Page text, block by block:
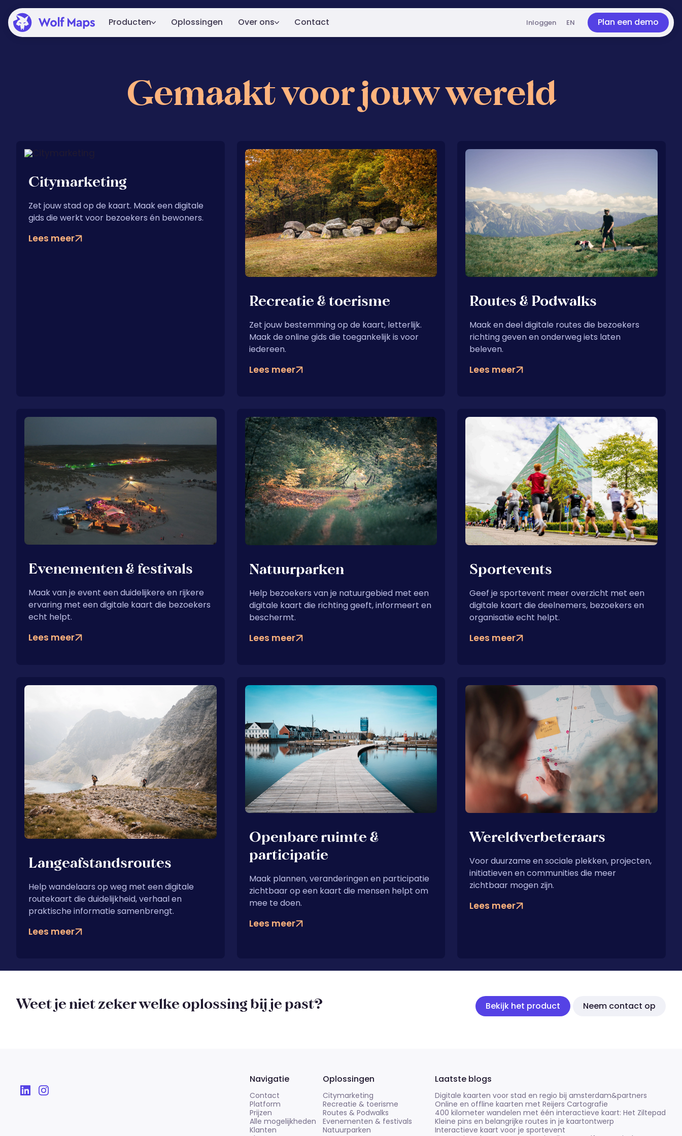
Producten
Het complete Wolf Maps-platform
voor maken, publiceren en integreren.
Embed
Oplossingen Over ons
Klanten
Blog
Contact Inloggen EN Plan een demo
Gemaakt voor jouw wereld
Citymarketing
Zet jouw stad op de kaart. Maak een digitale
gids die werkt voor bezoekers én bewoners.
Lees meer
Recreatie & toerisme
Zet jouw bestemming op de kaart, letterlijk.
Maak de online gids die toegankelijk is voor
iedereen.
Lees meer
Routes & Podwalks
Maak en deel digitale routes die bezoekers
richting geven en onderweg iets laten
beleven.
Lees meer
Evenementen & festivals
Maak van je event een duidelijkere en rijkere
ervaring met een digitale kaart die bezoekers
echt helpt.
Lees meer
Natuurparken
Help bezoekers van je natuurgebied met een
digitale kaart die richting geeft, informeert en
beschermt.
Lees meer
Sportevents
Geef je sportevent meer overzicht met een
digitale kaart die deelnemers, bezoekers en
organisatie echt helpt.
Lees meer
Langeafstandsroutes
Help wandelaars op weg met een digitale
routekaart die duidelijkheid, verhaal en
praktische informatie samenbrengt.
Lees meer
Openbare ruimte &
participatie
Maak plannen, veranderingen en participatie
zichtbaar op een kaart die mensen helpt om
mee te doen.
Lees meer
Wereldverbeteraars
Voor duurzame en sociale plekken, projecten,
initiatieven en communities die meer
zichtbaar mogen zijn.
Lees meer
Weet je niet zeker welke oplossing bij je past? Bekijk het product Neem contact op
Navigatie
Contact
Platform
Prijzen
Alle mogelijkheden
Klanten
Oplossingen
Citymarketing
Recreatie & toerisme
Routes & Podwalks
Evenementen & festivals
Natuurparken
Laatste blogs
Digitale kaarten voor stad en regio bij amsterdam&partners
Online en offline kaarten met Reijers Cartografie
400 kilometer wandelen met één interactieve kaart: Het Ziltepad
Kleine pins en belangrijke routes in je kaartontwerp
Interactieve kaart voor je sportevent